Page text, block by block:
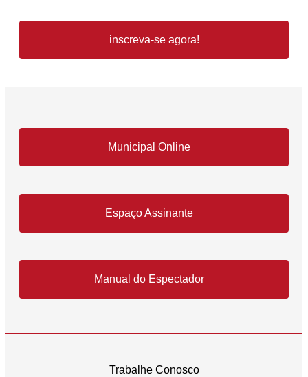
inscreva-se agora!
Municipal Online
Espaço Assinante
Manual do Espectador
Trabalhe Conosco